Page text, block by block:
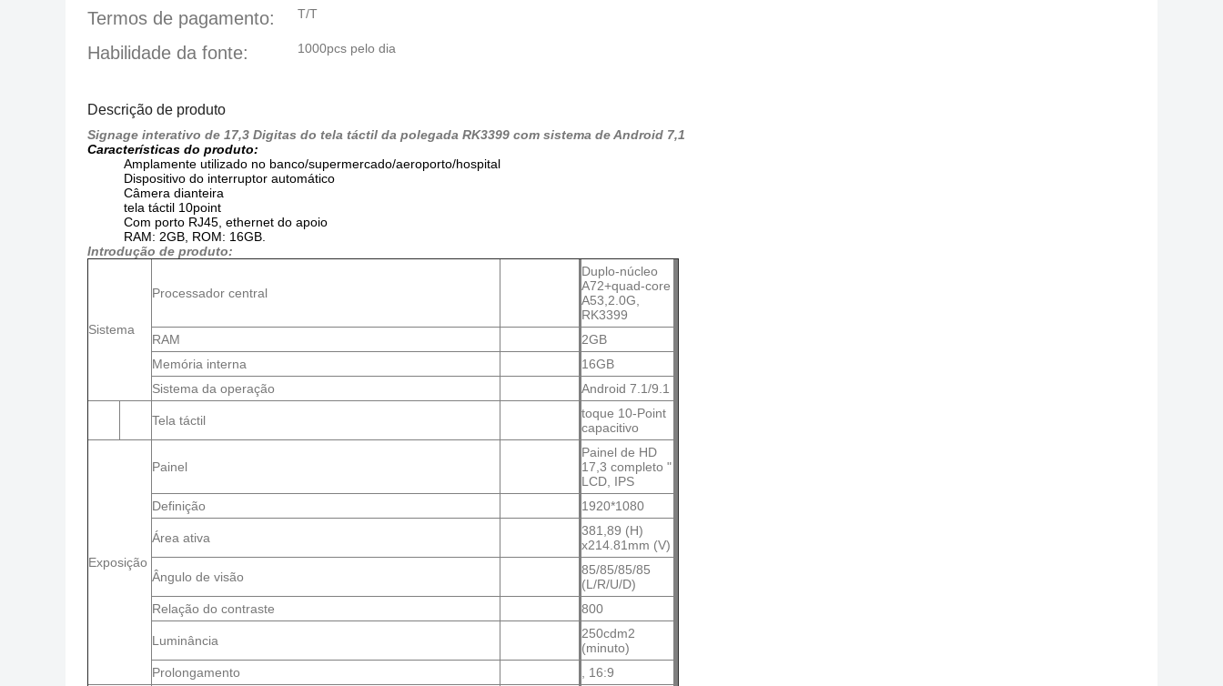
Termos de pagamento: T/T
Habilidade da fonte: 1000pcs pelo dia
Descrição de produto
Signage interativo de 17,3 Digitas do tela táctil da polegada RK3399 com sistema de Android 7,1
Características do produto:
Amplamente utilizado no banco/supermercado/aeroporto/hospital
Dispositivo do interruptor automático
Câmera dianteira
tela táctil 10point
Com porto RJ45, ethernet do apoio
RAM: 2GB, ROM: 16GB.
Introdução de produto:
Sistema
Processador central
Duplo-núcleo
A72+quad-core
A53,2.0G,
RK3399
RAM
2GB
Memória interna
16GB
Sistema da operação
Android 7.1/9.1
Tela táctil
toque 10-Point
capacitivo
Exposição
Painel
Painel de HD
17,3 completo "
LCD, IPS
Definição
1920*1080
Área ativa
381,89 (H)
x214.81mm (V)
Ângulo de visão
85/85/85/85
(L/R/U/D)
Relação do contraste
800
Luminância
250cdm2
(minuto)
Prolongamento
, 16:9